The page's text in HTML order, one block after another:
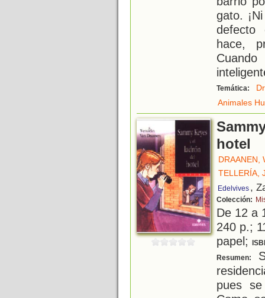
gato.
defecto
hace,
Temática:
Animales
hotel
DRAANEN,
TELLERÍA,
Edelvives ,
Colección:
De 12 a
240 p.;
papel;
Resumen:
pues